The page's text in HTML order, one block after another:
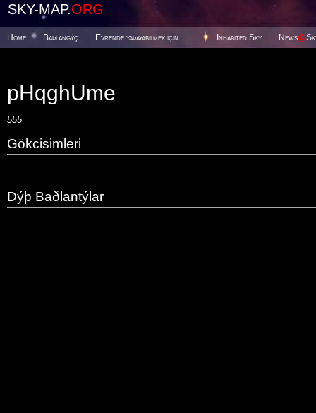
SKY-MAP.ORG
Home Baþlangýç Evrende yaþayabilmek için Inhabited Sky News@
pHqghUme
555
Gökcisimleri
Dýþ Baðlantýlar